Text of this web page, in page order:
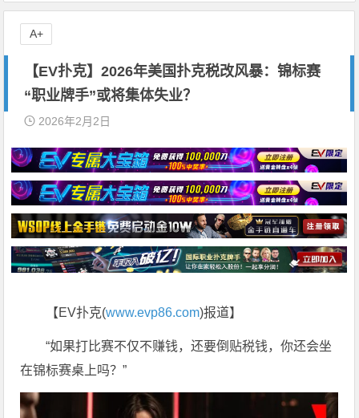
【EV扑克】2026年美国扑克税改风暴：锦标赛
“职业牌手”或将集体失业？
2026年2月2日
【EV扑克(www.evp86.com)报道】
“如果打比赛不仅不赚钱，还要倒贴税钱，你还会坐
在锦标赛桌上吗？”
A+